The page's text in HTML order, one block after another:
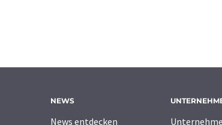
NEWS
News entdecken